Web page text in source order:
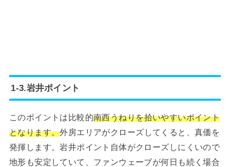
1-3.岩井ポイント
このポイントは比較的南西うねりを拾いやすいポイント
となります。外房エリアがクローズしてくると、真価を
発揮します。岩井ポイント自体がクローズしにくいので
地形も安定していて、ファンウェーブが何日も続く場合